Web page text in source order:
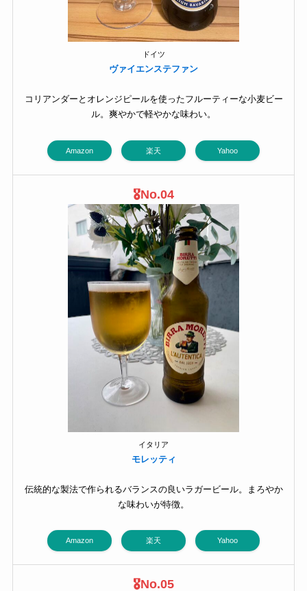
ドイツ
ヴァイエンステファン
コリアンダーとオレンジピールを使ったフルーティーな小麦ビー
ル。爽やかで軽やかな味わい。
Amazon 楽天 Yahoo
🎖️No.04
イタリア
モレッティ
伝統的な製法で作られるバランスの良いラガービール。まろやか
な味わいが特徴。
Amazon 楽天 Yahoo
🎖️No.05